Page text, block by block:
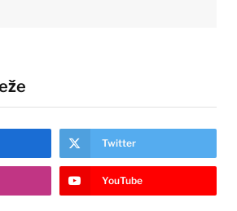
Twitter
YouTube